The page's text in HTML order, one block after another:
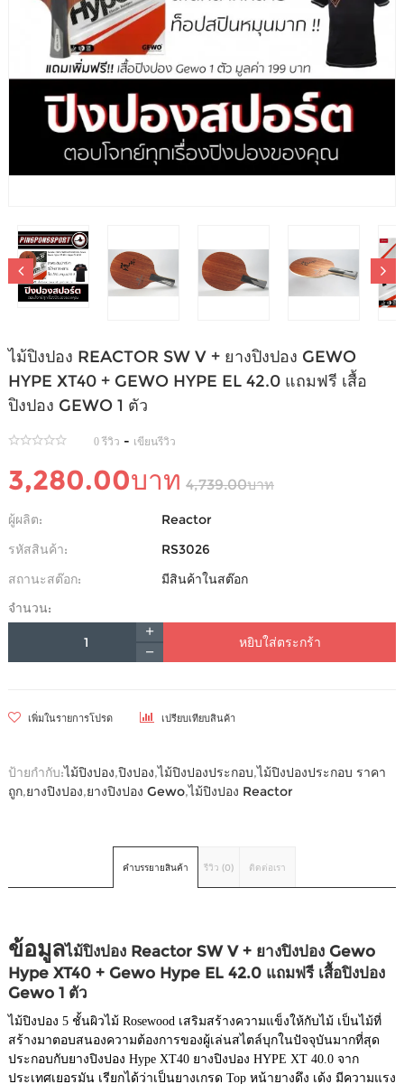
ไม้ปิงปอง REACTOR SW V + ยางปิงปอง GEWO
HYPE XT40 + GEWO HYPE EL 42.0 แถมฟรี เสื้อ
ปิงปอง GEWO 1 ตัว
0 รีวิว - เขียนรีวิว
3,280.00บาท 4,739.00บาท
ผู้ผลิต:
Reactor
รหัสสินค้า:
RS3026
สถานะสต๊อก:
มีสินค้าในสต๊อก
จำนวน:
หยิบใส่ตระกร้า
เพิ่มในรายการโปรด เปรียบเทียบสินค้า
ป้ายกำกับ:ไม้ปิงปอง,ปิงปอง,ไม้ปิงปองประกอบ,ไม้ปิงปองประกอบ ราคา
ถูก,ยางปิงปอง,ยางปิงปอง Gewo,ไม้ปิงปอง Reactor
คำบรรยายสินค้า รีวิว (0) ติดต่อเรา
ข้อมูลไม้ปิงปอง Reactor SW V + ยางปิงปอง Gewo
Hype XT40 + Gewo Hype EL 42.0 แถมฟรี เสื้อปิงปอง
Gewo 1 ตัว
ไม้ปิงปอง 5 ชั้นผิวไม้ Rosewood เสริมสร้างความแข็งให้กับไม้ เป็นไม้ที่
สร้างมาตอบสนองความต้องการของผู้เล่นสไตล์บุกในปัจจุบันมากที่สุด
ประกอบกับยางปิงปอง Hype XT40 ยางปิงปอง HYPE XT 40.0 จาก
ประเทศเยอรมัน เรียกได้ว่าเป็นยางเกรด Top หน้ายางดึง เด้ง มีความแรง